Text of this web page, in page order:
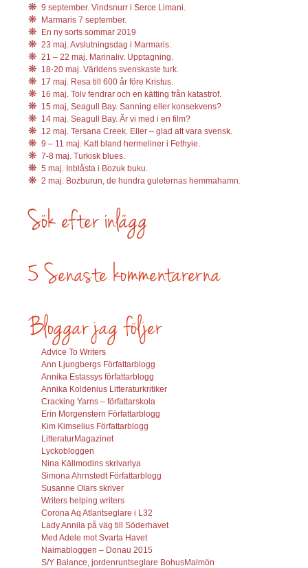
9 september. Vindsnurr i Serce Limani.
Marmaris 7 september.
En ny sorts sommar 2019
23 maj. Avslutningsdag i Marmaris.
21 – 22 maj. Marinaliv. Upptagning.
18-20 maj. Världens svenskaste turk.
17 maj. Resa till 600 år före Kristus.
16 maj. Tolv fendrar och en kätting från katastrof.
15 maj, Seagull Bay. Sanning eller konsekvens?
14 maj. Seagull Bay. Är vi med i en film?
12 maj. Tersana Creek. Eller – glad att vara svensk.
9 – 11 maj. Katt bland hermeliner i Fethyie.
7-8 maj. Turkisk blues.
5 maj. Inblåsta i Bozuk buku.
2 maj. Bozburun, de hundra guleternas hemmahamn.
Advice To Writers
Ann Ljungbergs Författarblogg
Annika Estassys författarblogg
Annika Koldenius Litteraturkritiker
Cracking Yarns – författarskola
Erin Morgenstern Författarblogg
Kim Kimselius Författarblogg
LitteraturMagazinet
Lyckobloggen
Nina Källmodins skrivarlya
Simona Ahrnstedt Författarblogg
Susanne Olars skriver
Writers helping writers
Corona Aq Atlantseglare i L32
Lady Annila på väg till Söderhavet
Med Adele mot Svarta Havet
Naimabloggen – Donau 2015
S/Y Balance, jordenruntseglare BohusMalmön